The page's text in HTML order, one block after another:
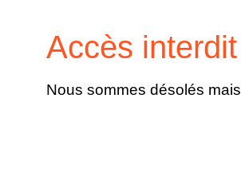
Accès interdit
Nous sommes désolés